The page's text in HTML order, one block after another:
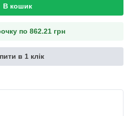
В кошик
по 862.21 грн
в 1 клік